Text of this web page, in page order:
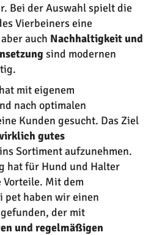
Bei der Auswahl spielt die
Vierbeiners eine
auch Nachhaltigkeit und
sind modernen
mit eigenem
nach optimalen
Kunden gesucht. Das Ziel
gutes
ins Sortiment aufzunehmen.
hat für Hund und Halter
Mit dem
pet haben wir einen
der mit
und regelmäßigen